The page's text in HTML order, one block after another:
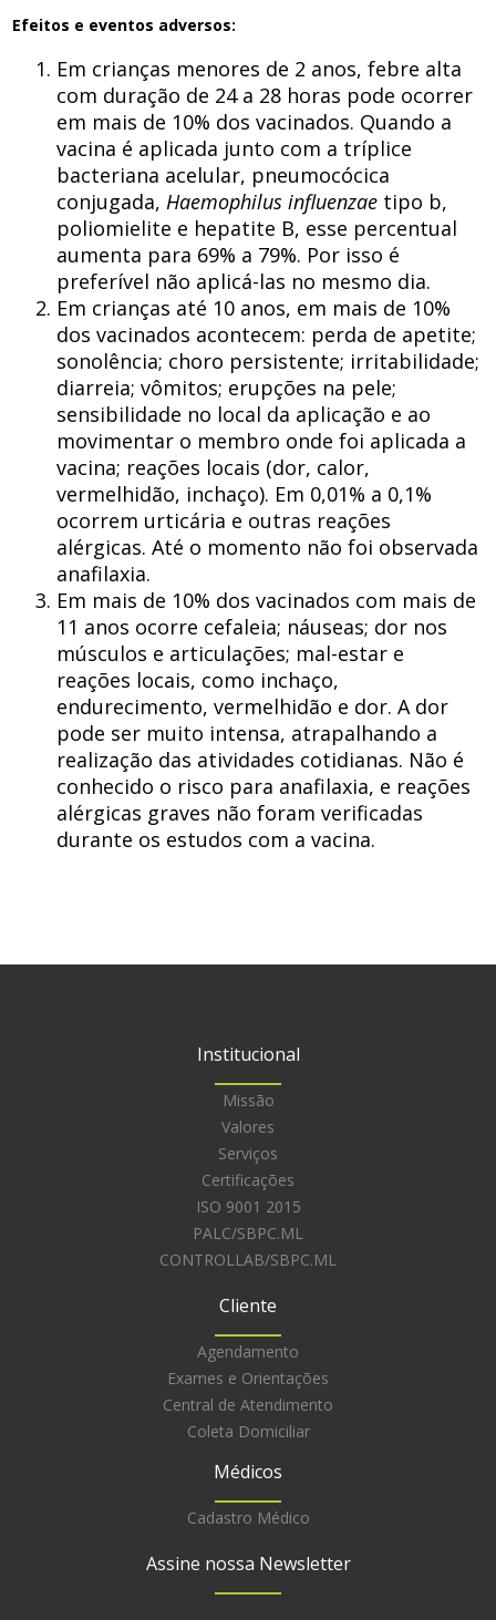
Efeitos e eventos adversos:
Em crianças menores de 2 anos, febre alta
com duração de 24 a 28 horas pode ocorrer
em mais de 10% dos vacinados. Quando a
vacina é aplicada junto com a tríplice
bacteriana acelular, pneumocócica
conjugada,Haemophilus influenzae tipo b,
poliomielite e hepatite B, esse percentual
aumenta para 69% a 79%. Por isso é
preferível não aplicá-las no mesmo dia.
Em crianças até 10 anos, em mais de 10%
dos vacinados acontecem: perda de apetite;
sonolência; choro persistente; irritabilidade;
diarreia; vômitos; erupções na pele;
sensibilidade no local da aplicação e ao
movimentar o membro onde foi aplicada a
vacina; reações locais (dor, calor,
vermelhidão, inchaço). Em 0,01% a 0,1%
ocorrem urticária e outras reações
alérgicas. Até o momento não foi observada
anafilaxia.
Em mais de 10% dos vacinados com mais de
11 anos ocorre cefaleia; náuseas; dor nos
músculos e articulações; mal-estar e
reações locais, como inchaço,
endurecimento, vermelhidão e dor. A dor
pode ser muito intensa, atrapalhando a
realização das atividades cotidianas. Não é
conhecido o risco para anafilaxia, e reações
alérgicas graves não foram verificadas
durante os estudos com a vacina.
Institucional
Missão
Valores
Serviços
Certificações
ISO 9001 2015
PALC/SBPC.ML
CONTROLLAB/SBPC.ML
Cliente
Agendamento
Exames e Orientações
Central de Atendimento
Coleta Domiciliar
Médicos
Cadastro Médico
Assine nossa Newsletter